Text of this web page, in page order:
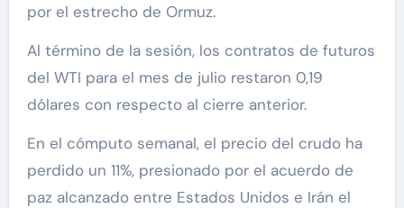
por el estrecho de Ormuz.
Al término de la sesión, los contratos de futuros
del WTI para el mes de julio restaron 0,19
dólares con respecto al cierre anterior.
En el cómputo semanal, el precio del crudo ha
perdido un 11%, presionado por el acuerdo de
paz alcanzado entre Estados Unidos e Irán el